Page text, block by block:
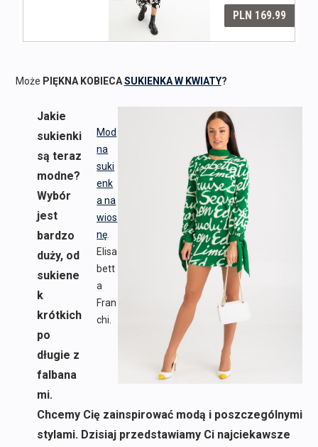
Może PIĘKNA KOBIECASUKIENKA W KWIATY?
Mod
na
suki
enk
a na
wios
nę
Elisa
bett
a
Fran
chi.
Jakie
sukienki
są teraz
modne?
Wybór
jest
bardzo
duży, od
sukiene
k
krótkich
po
długie z
falbana
mi.
Chcemy Cię zainspirować modą i poszczególnymi
stylami. Dzisiaj przedstawiamy Ci najciekawsze